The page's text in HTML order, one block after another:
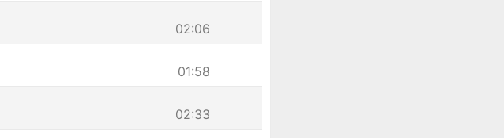
02:06
01:58
02:33